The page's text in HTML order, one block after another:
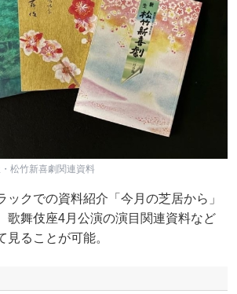
松竹新喜劇関連資料
ックでの資料紹介「今月の芝居から」
歌舞伎座4月公演の演目関連資料など
見ることが可能。